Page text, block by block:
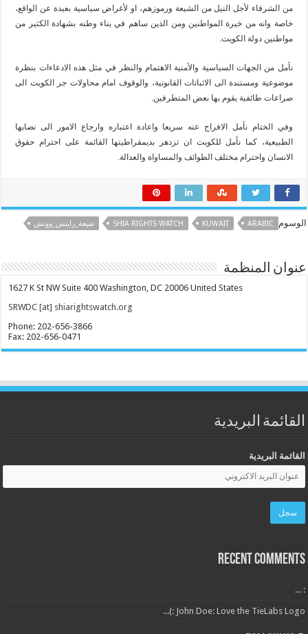
من الشرفاء لأجل النيل من الشيعة ورموزهم، او لأغراض سياسية بعيدة عن الواقع،
خاصة وانه من خيرة المواطنين ومن الذين ساهم في بناء وطنه بشهادة الكثير من
مواطنين دولة الكويت.
نأمل من الجهات السياسية والأمنية الاهتمام والنظر في مثل هذه الادعاءات بنظرة
موضوعية ومستندة الى الاثباتات القانونية، والوقوف امام محاولات جر الكويت الى
صراعات طائفية يقوم بها بعض المتطرفين.
وفي الختام نأمل الافراج عنه سريعا واعادة اعتباره وارجاع الامور الى نصابها
الطبيعية، كما نأمل للكويت ان تزدهر بديمقراطيتها القائمة على احترام حقوق
الانسان واحترام مختلف الطوائف والمساواة والعدالة.
الوسوم ARABIC
KUWAIT
SHIA RIGHTS WATCH شيعة_رايتس_ووتش
عنوان المنظمة
1627 K St NW Suite 400 Washington, DC 20006 United States
SRWDC [at] shiarightswatch.org
Phone: 202-656-3866
Fax: 202-656-0471
القائمة البريدية
القائمة البريدية
Recent Comments
: ...
John Doe: Love the TieLabs Logo :)...